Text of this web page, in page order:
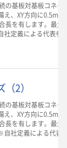
の基板対基板コネク
え、XY方向に
長を有します。最
定義による代表参
2）
の基板対基板コネク
え、XY方向に
長を有します。最
社定義による代表